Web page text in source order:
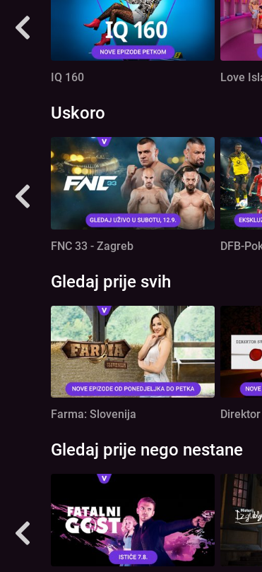
IQ 160 Love
Uskoro
FNC 33 - Zagreb DFB-
Gledaj prije svih
Farma: Slovenija
Gledaj prije nego nestane